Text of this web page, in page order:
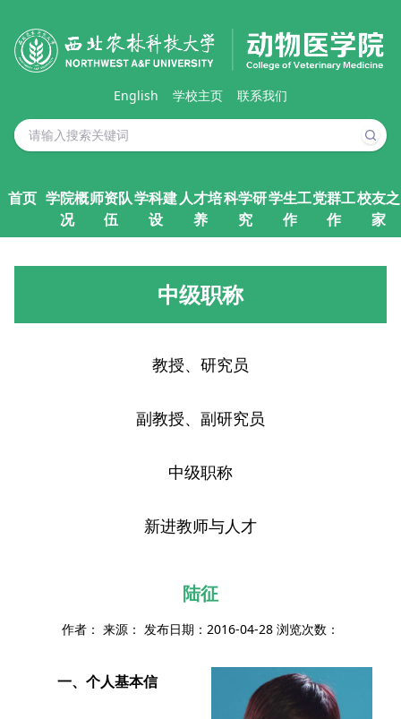
English 学校主页 联系我们
首页 学院概
况
师资队
伍
学科建
设
人才培
养
科学研
究
学生工
作
党群工
作
校友之
家
中级职称
教授、研究员
副教授、副研究员
中级职称
新进教师与人才
陆征
作者： 来源： 发布日期：2016-04-28 浏览次数：
一、个人基本信